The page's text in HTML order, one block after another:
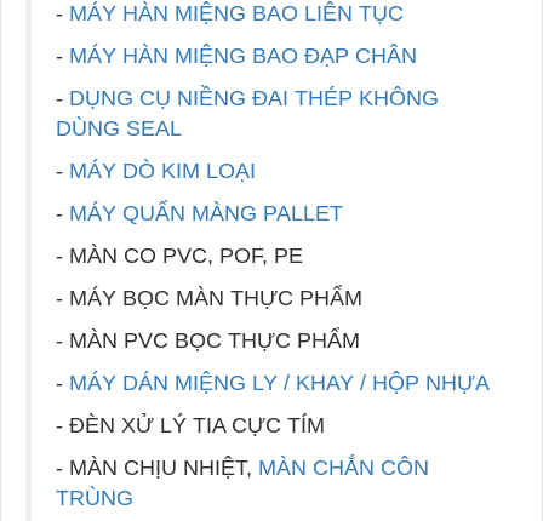
- MÁY HÀN MIỆNG BAO LIÊN TỤC
- MÁY HÀN MIỆNG BAO ĐẠP CHÂN
- DỤNG CỤ NIỀNG ĐAI THÉP KHÔNG
DÙNG SEAL
- MÁY DÒ KIM LOẠI
- MÁY QUẤN MÀNG PALLET
- MÀN CO PVC, POF, PE
- MÁY BỌC MÀN THỰC PHẨM
- MÀN PVC BỌC THỰC PHẨM
- MÁY DÁN MIỆNG LY / KHAY / HỘP NHỰA
- ĐÈN XỬ LÝ TIA CỰC TÍM
- MÀN CHỊU NHIỆT, MÀN CHẮN CÔN
TRÙNG